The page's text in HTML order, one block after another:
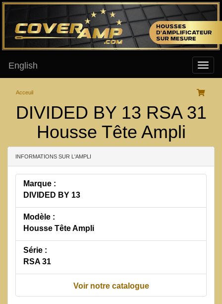
English
Acceuil
DIVIDED BY 13 RSA 31
Housse Tête Ampli
INFORMATIONS SUR L'AMPLI
Marque :
DIVIDED BY 13
Modèle :
Housse Tête Ampli
Série :
RSA 31
Voir notre catalogue